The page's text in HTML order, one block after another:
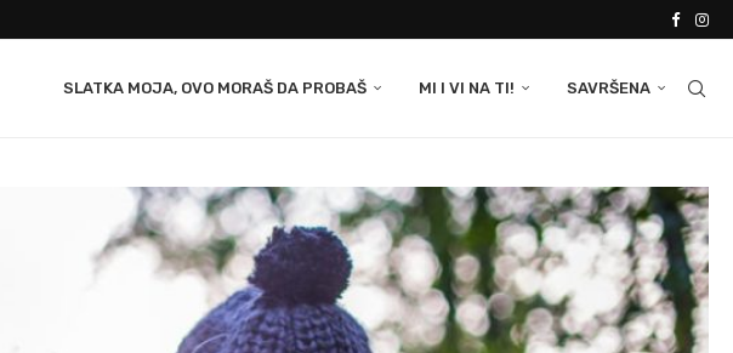
SLATKA MOJA, OVO MORAŠ DA PROBAŠ MI I VI NA TI! SAVRŠENA